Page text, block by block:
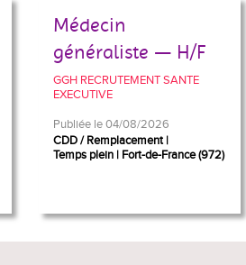
Médecin
généraliste — H/F
GGH RECRUTEMENT SANTE
EXECUTIVE
Publiée le 04/08/2026
CDD / Remplacement
Temps plein
Fort-de-France (972)